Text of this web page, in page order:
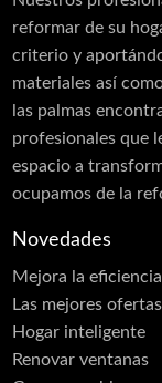
reformar de su
criterio y
materiales así
las palmas
profesionales que
espacio a
ocupamos de la
Novedades
Mejora la
Las mejores
Hogar inteligente
Renovar ventanas